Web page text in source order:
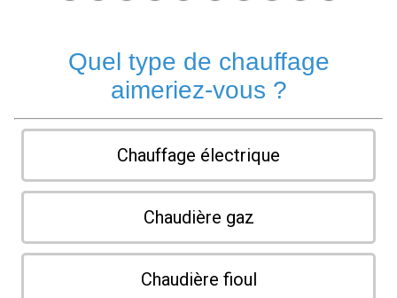
Quel type de chauffage
aimeriez-vous ?
Chauffage électrique
Chaudière gaz
Chaudière fioul